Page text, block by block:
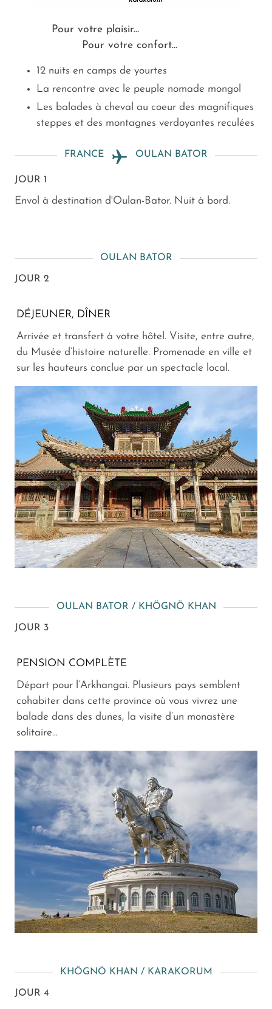
Pour votre plaisir...
Pour votre confort...
12 nuits en camps de yourtes
La rencontre avec le peuple nomade mongol
Les balades à cheval au coeur des magnifiques
steppes et des montagnes verdoyantes reculées
FRANCE OULAN BATOR
JOUR 1
Envol à destination d'Oulan-Bator. Nuit à bord.
OULAN BATOR
JOUR 2
DÉJEUNER, DÎNER
Arrivée et transfert à votre hôtel. Visite, entre autre,
du Musée d’histoire naturelle. Promenade en ville et
sur les hauteurs conclue par un spectacle local.
OULAN BATOR / KHÖGNÖ KHAN
JOUR 3
PENSION COMPLÈTE
Départ pour l’Arkhangai. Plusieurs pays semblent
cohabiter dans cette province où vous vivrez une
balade dans des dunes, la visite d’un monastère
solitaire...
KHÖGNÖ KHAN / KARAKORUM
JOUR 4